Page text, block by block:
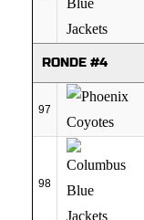
RONDE #4
97
98